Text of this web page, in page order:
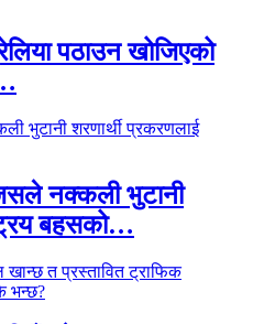
पठाउन खोजिएको
नक्कली भुटानी
बहसको…